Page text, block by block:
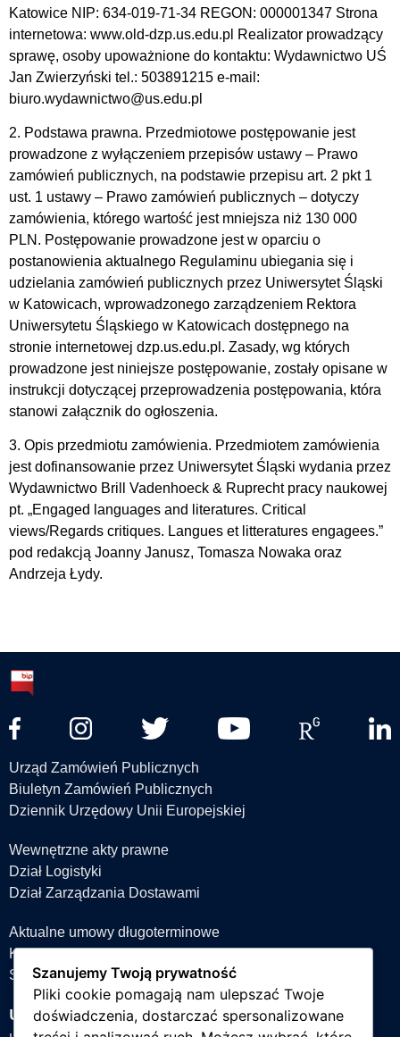
Katowice NIP: 634-019-71-34 REGON: 000001347 Strona
internetowa: www.old-dzp.us.edu.pl Realizator prowadzący
sprawę, osoby upoważnione do kontaktu: Wydawnictwo UŚ
Jan Zwierzyński tel.: 503891215 e-mail:
biuro.wydawnictwo@us.edu.pl
2. Podstawa prawna. Przedmiotowe postępowanie jest
prowadzone z wyłączeniem przepisów ustawy – Prawo
zamówień publicznych, na podstawie przepisu art. 2 pkt 1
ust. 1 ustawy – Prawo zamówień publicznych – dotyczy
zamówienia, którego wartość jest mniejsza niż 130 000
PLN. Postępowanie prowadzone jest w oparciu o
postanowienia aktualnego Regulaminu ubiegania się i
udzielania zamówień publicznych przez Uniwersytet Śląski
w Katowicach, wprowadzonego zarządzeniem Rektora
Uniwersytetu Śląskiego w Katowicach dostępnego na
stronie internetowej dzp.us.edu.pl. Zasady, wg których
prowadzone jest niniejsze postępowanie, zostały opisane w
instrukcji dotyczącej przeprowadzenia postępowania, która
stanowi załącznik do ogłoszenia.
3. Opis przedmiotu zamówienia. Przedmiotem zamówienia
jest dofinansowanie przez Uniwersytet Śląski wydania przez
Wydawnictwo Brill Vadenhoeck & Ruprecht pracy naukowej
pt. „Engaged languages and literatures. Critical
views/Regards critiques. Langues et litteratures engagees.”
pod redakcją Joanny Janusz, Tomasza Nowaka oraz
Andrzeja Łydy.
Urząd Zamówień Publicznych
Biuletyn Zamówień Publicznych
Dziennik Urzędowy Unii Europejskiej
Wewnętrzne akty prawne
Dział Logistyki
Dział Zarządzania Dostawami
Aktualne umowy długoterminowe
Książka teleadresowa
Strefa projektów
Uniwersytet Śląski w Katowicach
Szanujemy Twoją prywatność
Pliki cookie pomagają nam ulepszać Twoje
doświadczenia, dostarczać spersonalizowane